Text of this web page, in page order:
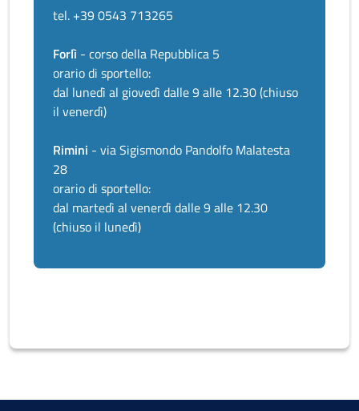
tel. +39 0543 713265
Forlì - corso della Repubblica 5
orario di sportello:
dal lunedì al giovedì dalle 9 alle 12.30 (chiuso
il venerdì)
Rimini - via Sigismondo Pandolfo Malatesta
28
orario di sportello:
dal martedì al venerdì dalle 9 alle 12.30
(chiuso il lunedì)